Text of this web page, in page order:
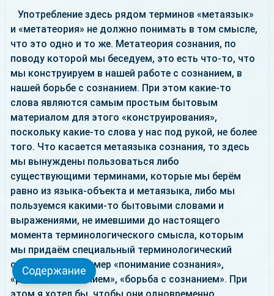
Употребление здесь рядом терминов «метаязык»
и «метатеория» не должно понимать в том смысле,
что это одно и то же. Метатеория сознания, по
поводу которой мы беседуем, это есть что-то, что
мы конструируем в нашей работе с сознанием, в
нашей борьбе с сознанием. При этом какие-то
слова являются самым простым бытовым
материалом для этого «конструирования»,
поскольку какие-то слова у нас под рукой, не более
того. Что касается метаязыка сознания, то здесь
мы вынуждены пользоваться либо
существующими терминами, которые мы берём
равно из языка-объекта и метаязыка, либо мы
пользуемся какими-то бытовыми словами и
выражениями, не имевшими до настоящего
момента терминологического смысла, которым
мы придаём специальный терминологический
смысл, как например «понимание сознания»,
«работа с сознанием», «борьба с сознанием». При
Содержание